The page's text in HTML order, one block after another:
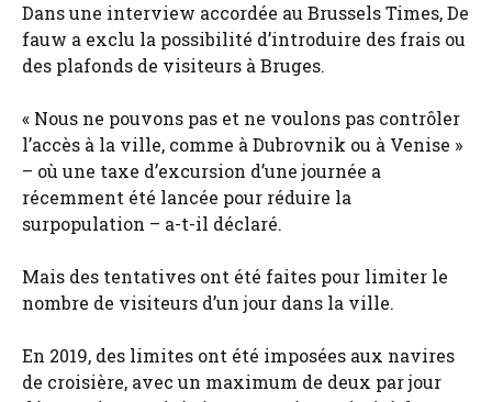
Dans une interview accordée au Brussels Times, De
fauw a exclu la possibilité d’introduire des frais ou
des plafonds de visiteurs à Bruges.
« Nous ne pouvons pas et ne voulons pas contrôler
l’accès à la ville, comme à Dubrovnik ou à Venise »
– où une taxe d’excursion d’une journée a
récemment été lancée pour réduire la
surpopulation – a-t-il déclaré.
Mais des tentatives ont été faites pour limiter le
nombre de visiteurs d’un jour dans la ville.
En 2019, des limites ont été imposées aux navires
de croisière, avec un maximum de deux par jour